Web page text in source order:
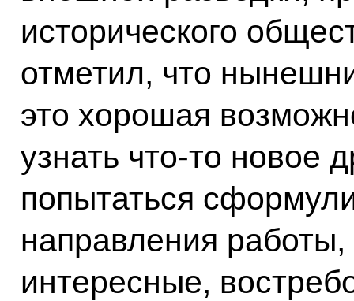
исторического
отметил, что
это хорошая
узнать что-то новое
попытаться
направления
интересные,